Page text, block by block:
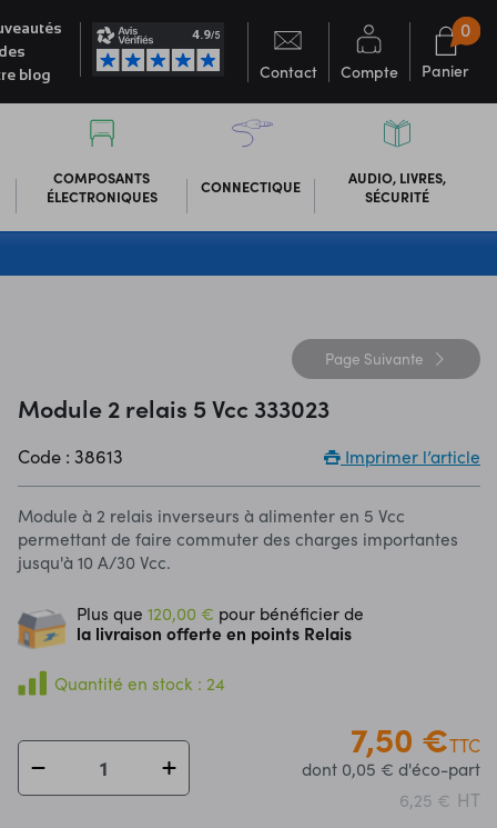
blog
Contact Compte Panier
0
COMPOSANTS
ÉLECTRONIQUES
CONNECTIQUE
AUDIO, LIVRES,
SÉCURITÉ
Page Suivante
Module 2 relais 5 Vcc 333023
Code : 38613 Imprimer l’article
Module à 2 relais inverseurs à alimenter en 5 Vcc
permettant de faire commuter des charges importantes
jusqu'à 10 A/30 Vcc.
Plus que120,00 € pour bénéficier de
la livraison offerte en points Relais
Quantité en stock : 24
7,50 €TTC
dont 0,05 € d'éco-part
6,25 € HT